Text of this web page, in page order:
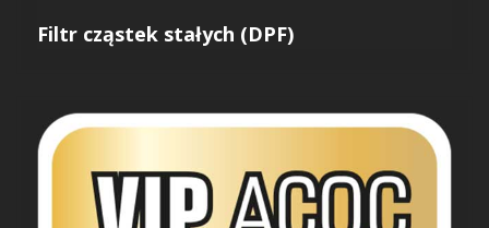
Filtr cząstek stałych (DPF)